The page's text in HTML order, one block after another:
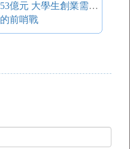
昆侖萬維周亞輝：身家已超53億元 大學生創業需謹慎
前哨戰